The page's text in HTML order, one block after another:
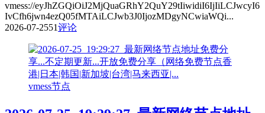
vmess://eyJhZGQiOiJ2MjQuaGRhY2QuY29tIiwidiI6IjIiLCJwcyI6
IvCfh6jwn4ezQ05fMTAiLCJwb3J0IjozMDgyNCwiaWQi...
2026-07-2551评论
vmess节点